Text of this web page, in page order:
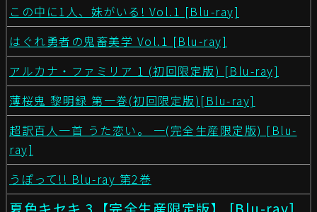
この中に1人、妹がいる! Vol.1 [Blu-ray]
はぐれ勇者の鬼畜美学 Vol.1 [Blu-ray]
アルカナ・ファミリア 1 (初回限定版) [Blu-ray]
薄桜鬼 黎明録 第一巻(初回限定版)[Blu-ray]
超訳百人一首 うた恋い。 一(完全生産限定版) [Blu-
ray]
うぽって!! Blu-ray 第2巻